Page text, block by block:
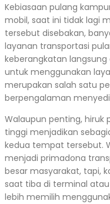
Kebiasaan pulang
mobil, saat ini tidak lagi
tersebut disebakan,
layanan transportasi
keberangkatan langsung
untuk menggunakan
merupakan salah satu
berpengalaman
Walaupun penting, hiruk
tinggi menjadikan
kedua tempat tersebut.
menjadi primadona
besar masyarakat, tapi,
saat tiba di terminal
lebih memilih